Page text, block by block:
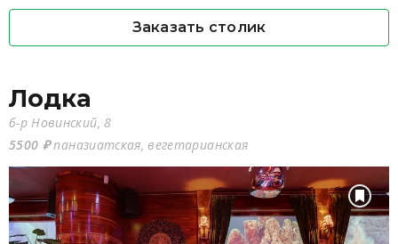
Заказать столик
Лодка
б-р Новинский, 8
5500 ₽паназиатская, вегетарианская